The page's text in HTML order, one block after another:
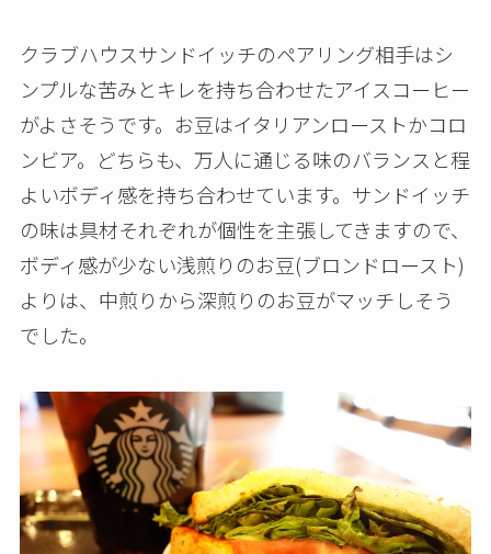
クラブハウスサンドイッチのペアリング相手はシ
ンプルな苦みとキレを持ち合わせたアイスコーヒー
がよさそうです。お豆はイタリアンローストかコロ
ンビア。どちらも、万人に通じる味のバランスと程
よいボディ感を持ち合わせています。サンドイッチ
の味は具材それぞれが個性を主張してきますので、
ボディ感が少ない浅煎りのお豆(ブロンドロースト)
よりは、中煎りから深煎りのお豆がマッチしそう
でした。